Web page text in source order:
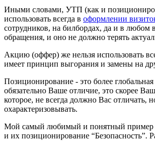
Иными словами, УТП (как и
использовать всегда в оформлении
сотрудников, на билбордах, да и в любом
обращения, и оно не должно терять
Акцию (оффер) же нельзя использовать
имеет принцип выгорания и замены на
Позиционирование - это более
обязательно Ваше отличие, это скорее
которое, не всегда должно Вас отличать,
охарактеризовывать.
Мой самый любимый и понятный пример
и их позиционирование “Безопасность”.